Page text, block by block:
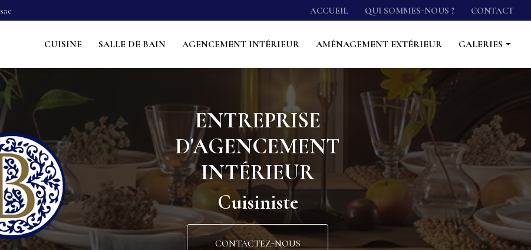
ACCUEIL QUI SOMMES-NOUS ? CONTACT
CUISINE
SALLE DE BAIN AGENCEMENT INTÉRIEUR AMÉNAGEMENT EXTÉRIEUR GALERIES
Cuisine
Salle de bain
Agencement intérieur
Aménagement extérieur
ENTREPRISE
D'AGENCEMENT
INTÉRIEUR
Cuisiniste
CONTACTEZ-NOUS